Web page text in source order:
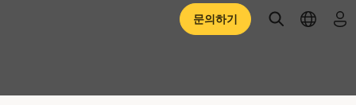
문의하기 openopen로